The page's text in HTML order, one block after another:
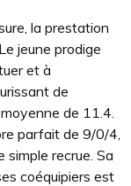
la prestation
jeune prodige
et à
de
de 11.4.
parfait de 9/0/4,
recrue. Sa
coéquipiers est